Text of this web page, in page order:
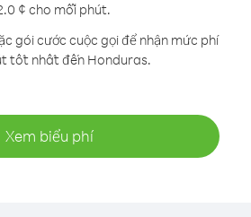
¢ cho mỗi phút.
gói cước cuộc gọi để nhận mức phí
tốt nhất đến Honduras.
Xem biểu phí